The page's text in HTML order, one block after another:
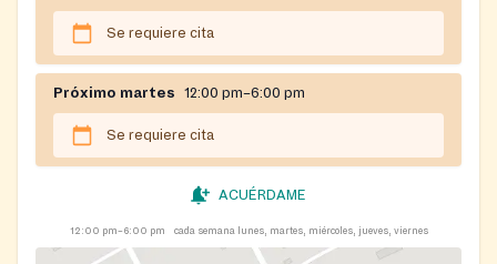
Se requiere cita
Próximo martes 12:00 pm–6:00 pm
Se requiere cita
ACUÉRDAME
12:00 pm–6:00 pm cada semana lunes, martes, miércoles, jueves, viernes